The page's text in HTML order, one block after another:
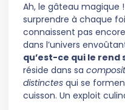
Ah, le gâteau magique
surprendre à chaque
connaissent pas
dans l’univers
qu’est-ce qui le rend
réside dans sa
distinctes qui se
cuisson. Un exploit